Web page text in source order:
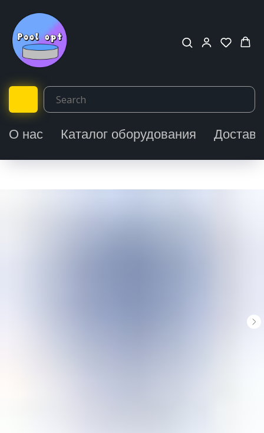
О нас Каталог оборудования